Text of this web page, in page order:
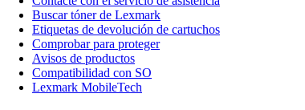
Buscar tóner de Lexmark
Etiquetas de devolución de cartuchos
Comprobar para proteger
Avisos de productos
Compatibilidad con SO
Lexmark MobileTech